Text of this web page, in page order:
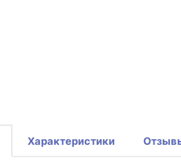
Характеристики